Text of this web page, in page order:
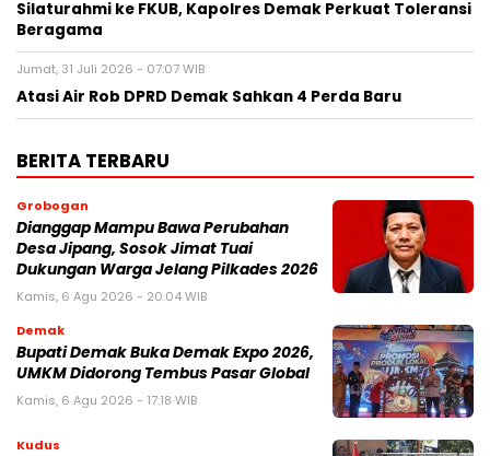
Silaturahmi ke FKUB, Kapolres Demak Perkuat Toleransi
Beragama
Jumat, 31 Juli 2026 - 07:07 WIB
Atasi Air Rob DPRD Demak Sahkan 4 Perda Baru
BERITA TERBARU
Grobogan
Dianggap Mampu Bawa Perubahan
Desa Jipang, Sosok Jimat Tuai
Dukungan Warga Jelang Pilkades 2026
Kamis, 6 Agu 2026 - 20:04 WIB
Demak
Bupati Demak Buka Demak Expo 2026,
UMKM Didorong Tembus Pasar Global
Kamis, 6 Agu 2026 - 17:18 WIB
Kudus